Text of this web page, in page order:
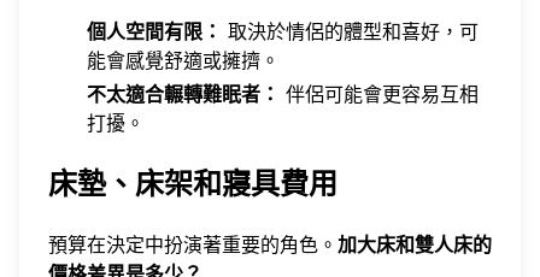
個人空間有限： 取決於情侶的體型和喜好，可
能會感覺舒適或擁擠。
不太適合輾轉難眠者： 伴侶可能會更容易互相
打擾。
床墊、床架和寢具費用
預算在決定中扮演著重要的角色。 加大床和雙人床的